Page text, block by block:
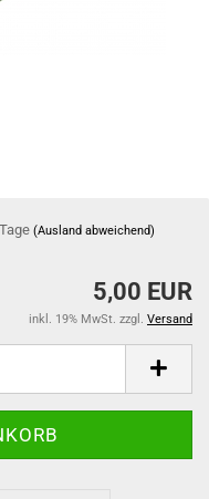
(Ausland abweichend)
5,00 EUR
inkl. 19% MwSt. zzgl. Versand